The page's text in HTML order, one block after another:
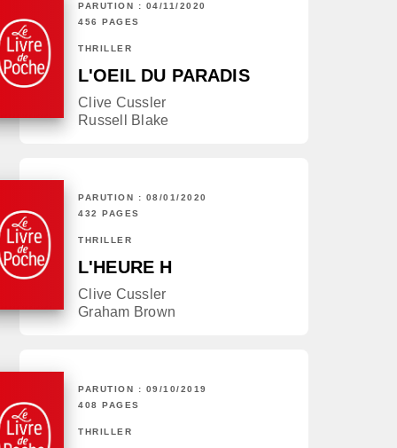
PARUTION : 04/11/2020
456 PAGES
THRILLER
L'OEIL DU PARADIS
Clive Cussler
Russell Blake
PARUTION : 08/01/2020
432 PAGES
THRILLER
L'HEURE H
Clive Cussler
Graham Brown
PARUTION : 09/10/2019
408 PAGES
THRILLER